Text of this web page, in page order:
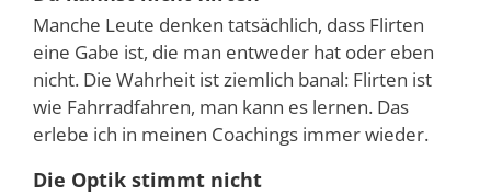
Manche Leute denken tatsächlich, dass Flirten
eine Gabe ist, die man entweder hat oder eben
nicht. Die Wahrheit ist ziemlich banal: Flirten ist
wie Fahrradfahren, man kann es lernen. Das
erlebe ich in meinen Coachings immer wieder.
Die Optik stimmt nicht